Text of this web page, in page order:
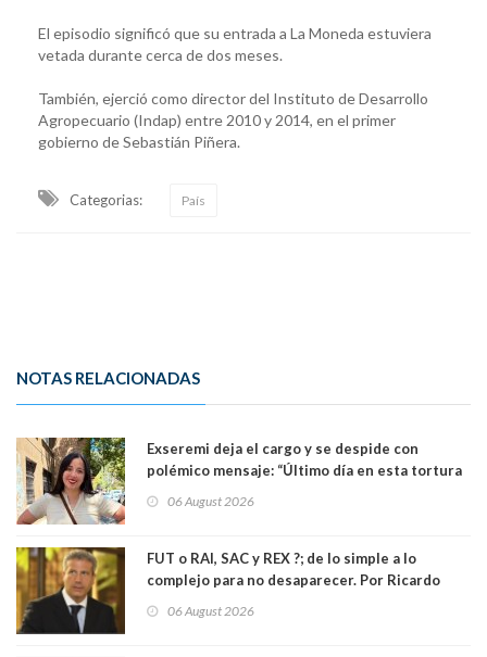
El episodio significó que su entrada a La Moneda estuviera
vetada durante cerca de dos meses.
También, ejerció como director del Instituto de Desarrollo
Agropecuario (Indap) entre 2010 y 2014, en el primer
gobierno de Sebastián Piñera.
Categorias: País
NOTAS RELACIONADAS
Exseremi deja el cargo y se despide con
polémico mensaje: “Último día en esta tortura
06 August 2026
FUT o RAI, SAC y REX ?; de lo simple a lo
complejo para no desaparecer. Por Ricardo
06 August 2026